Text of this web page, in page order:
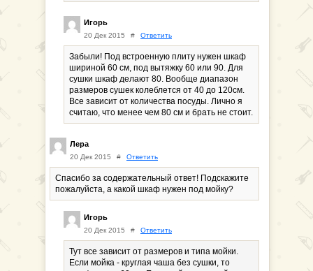
Игорь
20 Дек 2015 # Ответить
Забыли! Под встроенную плиту нужен шкаф
шириной 60 см, под вытяжку 60 или 90. Для
сушки шкаф делают 80. Вообще диапазон
размеров сушек колеблется от 40 до 120см.
Все зависит от количества посуды. Лично я
считаю, что менее чем 80 см и брать не стоит.
Лера
20 Дек 2015 # Ответить
Спасибо за содержательный ответ! Подскажите
пожалуйста, а какой шкаф нужен под мойку?
Игорь
20 Дек 2015 # Ответить
Тут все зависит от размеров и типа мойки.
Если мойка - круглая чаша без сушки, то